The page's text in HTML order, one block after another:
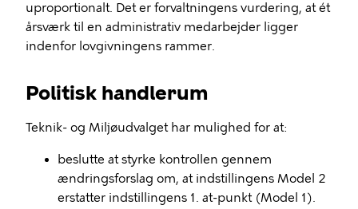
uproportionalt. Det er forvaltningens vurdering, at ét
årsværk til en administrativ medarbejder ligger
indenfor lovgivningens rammer.
Politisk handlerum
Teknik- og Miljøudvalget har mulighed for at:
beslutte at styrke kontrollen gennem
ændringsforslag om, at indstillingens Model 2
erstatter indstillingens 1. at-punkt (Model 1).